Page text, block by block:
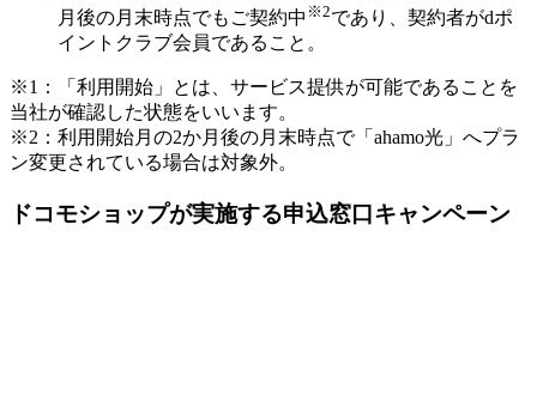
月後の月末時点でもご契約中 ※2であり、契約者がdポ
イントクラブ会員であること。
※1：「利用開始」とは、サービス提供が可能であることを
当社が確認した状態をいいます。
※2：利用開始月の2か月後の月末時点で「ahamo光」へプラ
ン変更されている場合は対象外。
ドコモショップが実施する申込窓口キャンペーン